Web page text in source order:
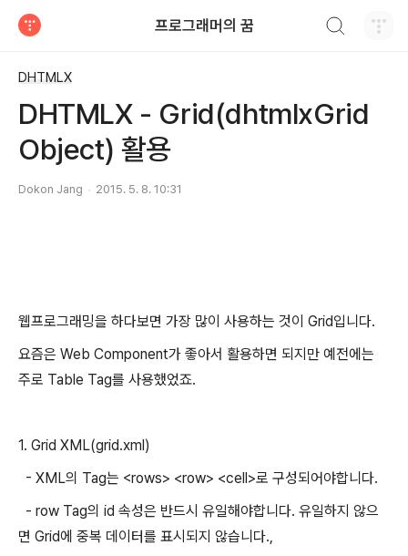
프로그래머의 꿈
DHTMLX
DHTMLX - Grid(dhtmlxGrid
Object) 활용
Dokon Jang 2015. 5. 8. 10:31
웹프로그래밍을 하다보면 가장 많이 사용하는 것이 Grid입니다.
요즘은 Web Component가 좋아서 활용하면 되지만 예전에는
주로 Table Tag를 사용했었죠.
1. Grid XML(grid.xml)
- XML의 Tag는 <rows> <row> <cell>로 구성되어야합니다.
- row Tag의 id 속성은 반드시 유일해야합니다. 유일하지 않으
면 Grid에 중복 데이터를 표시되지 않습니다.,